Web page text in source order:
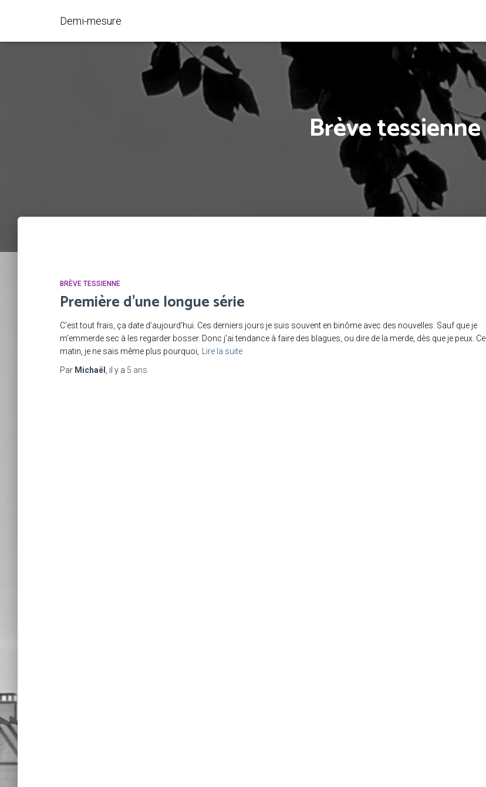
Demi-mesure
Brève tessienne
BRÈVE TESSIENNE
Première d’une longue série
C’est tout frais, ça date d’aujourd’hui. Ces derniers jours je suis souvent en binôme avec des nouvelles. Sauf que je
m’emmerde sec à les regarder bosser. Donc j’ai tendance à faire des blagues, ou dire de la merde, dès que je peux. Ce
matin, je ne sais même plus pourquoi,
Lire la suite
Par Michaël , il y a 5 ans